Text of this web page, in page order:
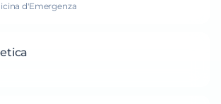
d'Emergenza